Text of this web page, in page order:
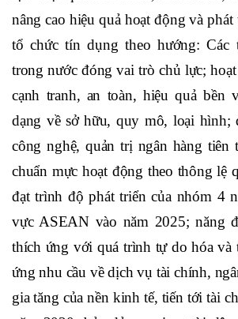
biến phức tạp, khó lường, Thủ
Ngân hàng cần tiếp tục phát huy
được; tập trung khắc phục những
lực vượt qua khó khăn, thách thức;
nâng cao hiệu quả hoạt động và phát
tổ chức tín dụng theo hướng: Các
trong nước đóng vai trò chủ lực;
cạnh tranh, an toàn, hiệu quả bền
dạng về sở hữu, quy mô, loại hình;
công nghệ, quản trị ngân hàng
chuẩn mực hoạt động theo thông lệ
đạt trình độ phát triển của nhóm 4